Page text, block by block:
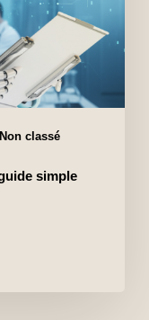
Non classé
simple